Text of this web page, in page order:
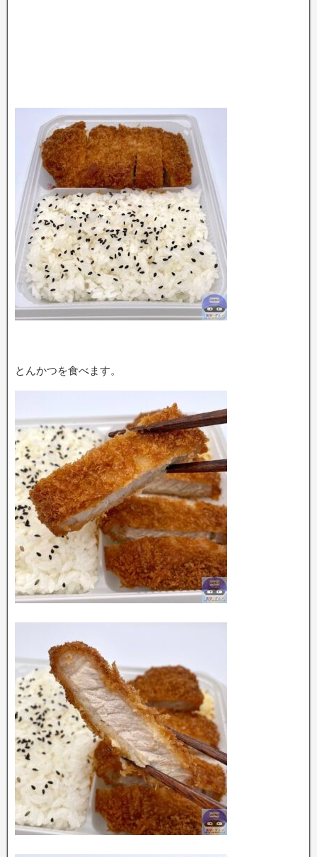
とんかつを食べます。